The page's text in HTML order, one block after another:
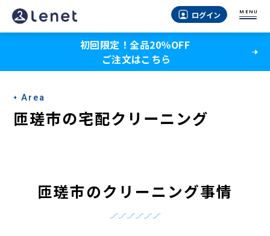
匝
瑳
の
ク
リ
ログイン MENU
初回限定！全品20％OFF
ご注文はこちら
Area
匝瑳市の宅配クリーニング
匝瑳市のクリーニング事情